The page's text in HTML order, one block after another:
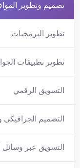
تصميم وتطوير
تطوير البرمجيات
تطوير تطبيقات
التسويق الرقمي
التصميم الجرافيكي
التسويق عبر وسائل